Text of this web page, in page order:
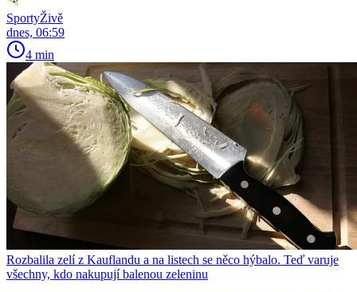
SportyŽivě
dnes, 06:59
4 min
Rozbalila zelí z Kauflandu a na listech se něco hýbalo. Teď varuje
všechny, kdo nakupují balenou zeleninu